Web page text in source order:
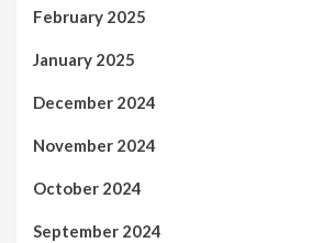
February 2025
January 2025
December 2024
November 2024
October 2024
September 2024